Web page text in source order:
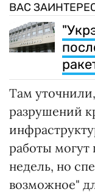
ВАС
Там
разрушений
работы могут
недель, но
возможное"